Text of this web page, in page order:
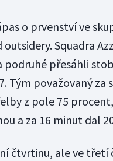
o prvenství ve
Squadra
přesáhli
Tým považovaný za
z pole 75
a za 16 minut dal
čtvrtinu, ale ve třetí